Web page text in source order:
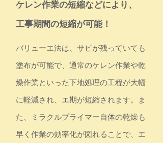
ケレン作業の短縮などにより、
工事期間の短縮が可能！
バリューエ法は、サビが残っていても
塗布が可能で、通常のケレン作業や乾
燥作業といった下地処理の工程が大幅
に軽減され、エ期が短縮されます。ま
た、ミラクルプライマー自体の乾燥も
早く作業の効率化が図れることで、エ